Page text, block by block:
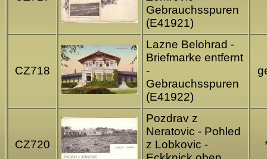
Gebrauchsspuren
(E41921)
CZ718
Lazne Belohrad -
Briefmarke entfernt
-
Gebrauchsspuren
(E41922)
CZ720
Pozdrav z
Neratovic - Pohled
z Lobkovic -